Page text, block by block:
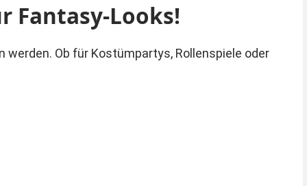
Fantasy-Looks!
Ob für Kostümpartys, Rollenspiele oder